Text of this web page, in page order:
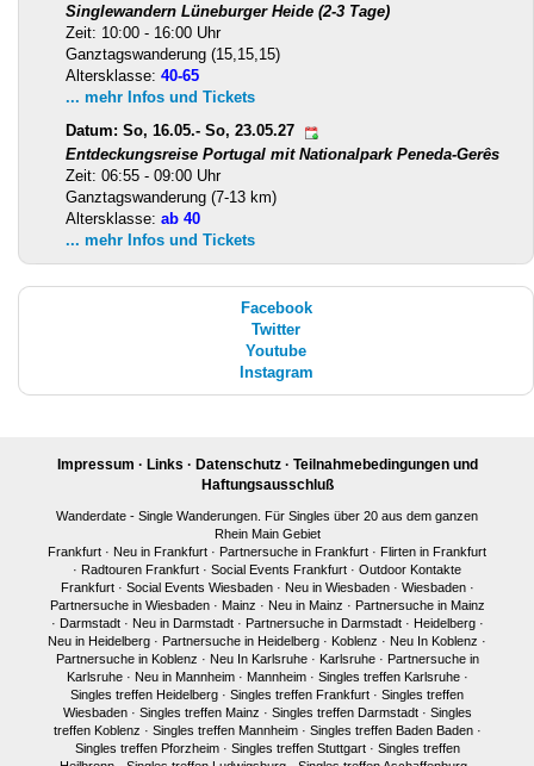
Singlewandern Lüneburger Heide (2-3 Tage)
Zeit: 10:00 - 16:00 Uhr
Ganztagswanderung (15,15,15)
Altersklasse: 40-65
... mehr Infos und Tickets
Datum: So, 16.05.- So, 23.05.27
Entdeckungsreise Portugal mit Nationalpark Peneda-Gerês
Zeit: 06:55 - 09:00 Uhr
Ganztagswanderung (7-13 km)
Altersklasse: ab 40
... mehr Infos und Tickets
Facebook
Twitter
Youtube
Instagram
Impressum · Links · Datenschutz· Teilnahmebedingungen und
Haftungsausschluß
Wanderdate - Single Wanderungen. Für Singles über 20 aus dem ganzen
Rhein Main Gebiet
Frankfurt · Neu in Frankfurt · Partnersuche in Frankfurt · Flirten in Frankfurt
· Radtouren Frankfurt · Social Events Frankfurt · Outdoor Kontakte
Frankfurt· Social Events Wiesbaden· Neu in Wiesbaden· Wiesbaden·
Partnersuche in Wiesbaden· Mainz · Neu in Mainz · Partnersuche in Mainz
· Darmstadt· Neu in Darmstadt· Partnersuche in Darmstadt· Heidelberg·
Neu in Heidelberg · Partnersuche in Heidelberg · Koblenz · Neu In Koblenz ·
Partnersuche in Koblenz · Neu In Karlsruhe· Karlsruhe· Partnersuche in
Karlsruhe· Neu in Mannheim· Mannheim· Singles treffen Karlsruhe·
Singles treffen Heidelberg · Singles treffen Frankfurt · Singles treffen
Wiesbaden· Singles treffen Mainz · Singles treffen Darmstadt· Singles
treffen Koblenz · Singles treffen Mannheim· Singles treffen Baden Baden·
Singles treffen Pforzheim· Singles treffen Stuttgart· Singles treffen